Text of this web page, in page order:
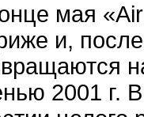
мая «Air
и,
2001 г.